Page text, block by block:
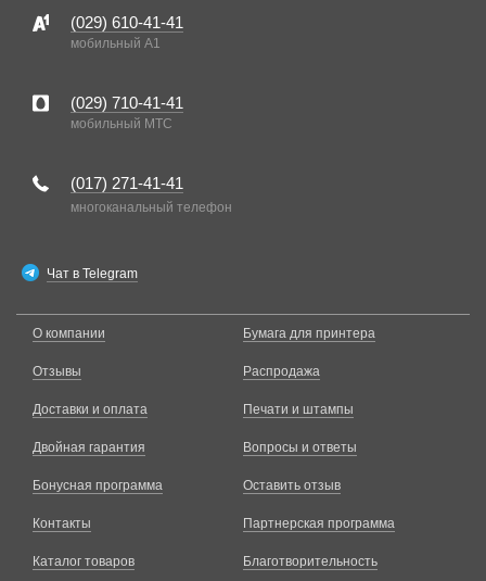
(029) 610-41-41
мобильный A1
(029) 710-41-41
мобильный MTC
(017) 271-41-41
многоканальный телефон
Чат в Telegram
О компании
Отзывы
Доставки и оплата
Двойная гарантия
Бонусная программа
Контакты
Каталог товаров
Бумага для принтера
Распродажа
Печати и штампы
Вопросы и ответы
Оставить отзыв
Партнерская программа
Благотворительность